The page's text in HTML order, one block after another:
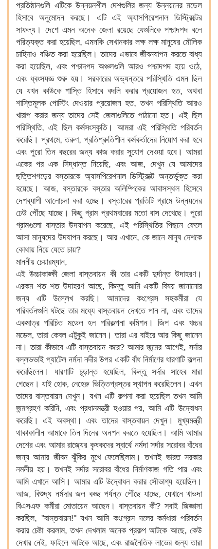
প্রতিষ্ঠানগুলি এটিকে উন্নয়নশীল দেশগুলির জন্য উন্নয়নের মডেল
হিসাবে অনুমোদন করছে। এটি এই অ্যাসপিরেশনাল ডিস্ট্রিক্টের
সাফল্য। দেশে এমন অনেক জেলা রয়েছে যেগুলিকে পশ্চাদপদ বলে
পরিত্যক্ত করা হয়েছিল, এমনকি সেখানকার লক্ষ লক্ষ মানুষের মৌলিক
চাহিদাও বঞ্চিত করা হয়েছিল। তাদের এভাবে জীবনযাপন করতে বাধ্য
করা হয়েছিল, এবং পশ্চাদপদ অঞ্চলগুলি আরও পশ্চাদপদ হয়ে ওঠে,
এবং ধ্বংসযজ্ঞ শুরু হয়। সরকারের অভ্যন্তরে পরিস্থিতি এমন ছিল
যে যখন কাউকে শাস্তি হিসাবে বদলি করার প্রয়োজন হত, অথবা
শাস্তিমূলক পোস্টিং দেওয়ার প্রয়োজন হত, তখন পরিস্থিতি আরও
খারাপ করার জন্য তাদের সেই জেলাগুলিতে পাঠানো হত। এই ছিল
পরিস্থিতি, এই ছিল কর্মসংস্কৃতি। আমরা এই পরিস্থিতি পরিবর্তন
করেছি। প্রথমে, তরুণ, প্রতিশ্রুতিশীল কর্মকর্তাদের নিয়োগ করা হবে
এবং পুরো তিন বছরের জন্য কাজ করার সুযোগ দেওয়া হবে। আমরা
একের পর এক সিদ্ধান্ত নিয়েছি, এবং আজ, দেখুন যে আমাদের
ছত্তিশগড়ের বস্তারকে অ্যাসপিরেশনাল ডিস্ট্রিক্টে অন্তর্ভুক্ত করা
হয়েছে। আজ, বস্তারকে বস্তার অলিম্পিকের আবাসস্থল হিসেবে
দেশব্যাপী আলোচনা করা হচ্ছে। বস্তারের প্রতিটি গ্রামে উন্নয়নের
ঢেউ পৌঁছে যাচ্ছে। কিছু গ্রাম প্রথমবারের মতো বাস দেখেছে। পুরো
গ্রামগুলো বাস্তার উদযাপন করেছে, এই পরিস্থিতির পিছনে ফেলে
আসা মানুষদের উদযাপন করছে। আর এখানে, কে জানে মানুষ দেশকে
কোথায় নিয়ে যেতে চায়?
মাননীয় চেয়ারম্যান,
এই উচ্চাকাঙ্ক্ষী জেলা বাস্তবায়ন কী তার একটি দুর্দান্ত উদাহরণ।
এরকম শত শত উদাহরণ আছে, কিন্তু আমি একটি বিষয় জানানোর
জন্য এটি উল্লেখ করছি। আমাদের কংগ্রেস সহকর্মীরা যে
পরিবর্তনগুলি ঘটছে তার মধ্যে বাস্তবায়ন দেখতে পান না, এবং তাদের
একমাত্র পরিচিত মডেল হল পরিকল্পনা কমিশন। জিপ এবং খচ্চর
মডেল, তারা কেবল এটুকুই জানেন। তারা এর বাইরে আর কিছু জানেন
না। তারা কীভাবে এটি বাস্তবায়ন করে? আমার জন্মের আগেই, সর্দার
বল্লভভাই প্যাটেল নর্মদা নদীর উপর একটি বাঁধ নির্মাণের ধারণাটি কল্পনা
করেছিলেন। ধারণাটি চূড়ান্ত হয়েছিল, কিন্তু সর্দার সাহেব মারা
গেছেন। যাই হোক, নেহেরু ভিত্তিপ্রস্তর স্থাপন করেছিলেন। এখন
তাদের বাস্তবায়ন দেখুন। যখন এটি কল্পনা করা হয়েছিল তখন আমি
জন্মগ্রহণ করিনি, এবং প্রধানমন্ত্রী হওয়ার পর, আমি এটি উদ্বোধন
করেছি। এই অবস্থা। এবং তাদের বাস্তবায়ন দেখুন। মুখ্যমন্ত্রী
থাকাকালীন আমাকে তিন দিনের অনশন করতে হয়েছিল। আমি আমার
দেশের এবং আমার রাজ্যের কৃষকদের স্বার্থে নর্মদা সর্দার সরোবর বাঁধের
জন্য আমার জীবন ঝুঁকির মুখে ফেলেছিলাম। তখনই ভারত সরকার
নমনীয় হয়। তখনই সর্দার সরোবর বাঁধের নির্মাণকাজ গতি পায় এবং
আমি এখানে আসি। আমার এটি উদ্বোধন করার সৌভাগ্য হয়েছিল।
আজ, বিশুদ্ধ নর্মদার জল কচ্ছ পর্যন্ত পৌঁছে যাচ্ছে, যেখানে খাভদা
বিএসএফ কর্মীরা মোতায়েন আছেন। বাস্তবায়ন কী? সবাই জিজ্ঞাসা
করছিল, "বাস্তবায়ন!" যখন আমি কংগ্রেস দলের কর্মধারা পরিবর্তন
করার চেষ্টা করলাম, তখন দেখলাম অনেক প্রকল্প আটকে আছে, কেউ
দেখার নেই, ফাইলে আটকে আছে, এবং রাজনৈতিক লাভের জন্য তারা